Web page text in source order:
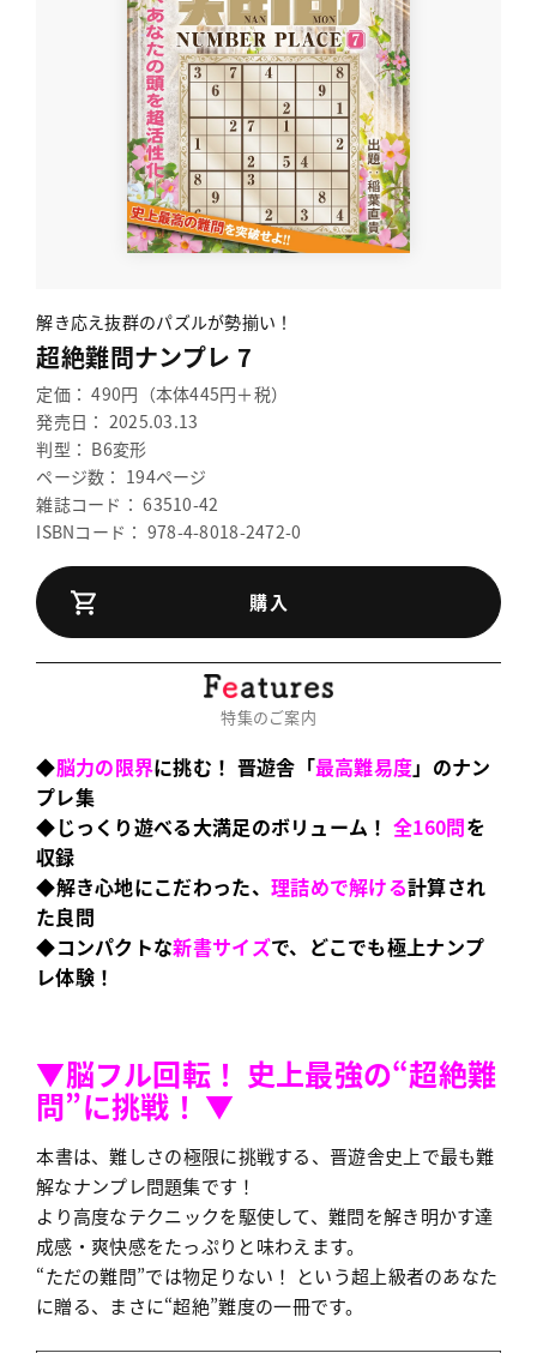
解き応え抜群のパズルが勢揃い！
超絶難問ナンプレ 7
定価： 490円（本体445円＋税）
発売日： 2025.03.13
判型： B6変形
ページ数： 194ページ
雑誌コード： 63510-42
ISBNコード： 978-4-8018-2472-0
購入
特集のご案内
◆脳力の限界に挑む！ 晋遊舎「最高難易度」のナン
プレ集
◆じっくり遊べる大満足のボリューム！ 全160問を
収録
◆解き心地にこだわった、 理詰めで解ける計算され
た良問
◆コンパクトな新書サイズで、どこでも極上ナンプ
レ体験！
▼脳フル回転！ 史上最強の“超絶難
問”に挑戦！ ▼
本書は、難しさの極限に挑戦する、晋遊舎史上で最も難
解なナンプレ問題集です！
より高度なテクニックを駆使して、難問を解き明かす達
成感・爽快感をたっぷりと味わえます。
“ただの難問”では物足りない！ という超上級者のあなた
に贈る、まさに“超絶”難度の一冊です。